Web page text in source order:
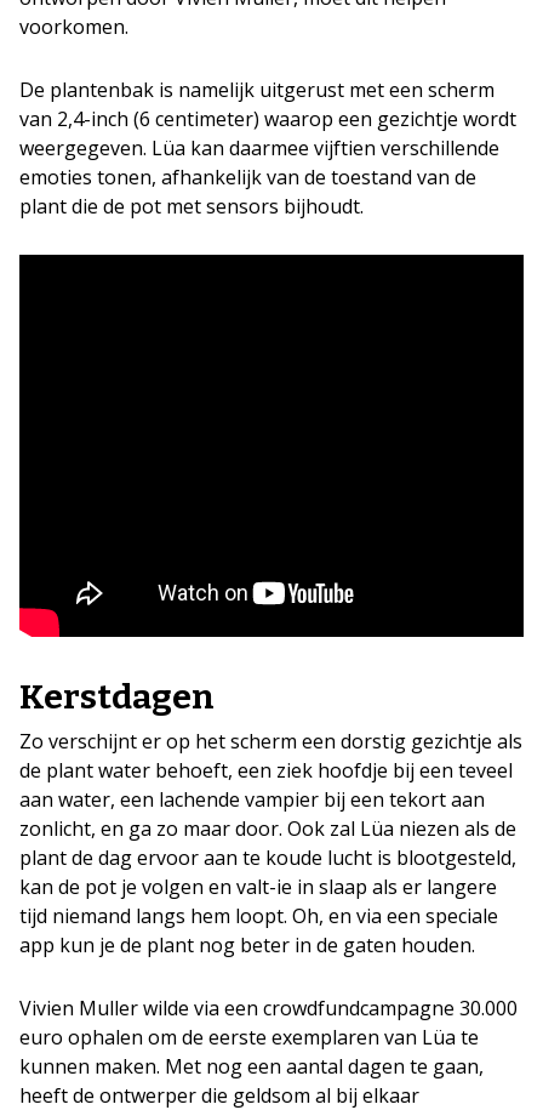
voorkomen.
De plantenbak is namelijk uitgerust met een scherm
van 2,4-inch (6 centimeter) waarop een gezichtje wordt
weergegeven. Lüa kan daarmee vijftien verschillende
emoties tonen, afhankelijk van de toestand van de
plant die de pot met sensors bijhoudt.
Kerstdagen
Zo verschijnt er op het scherm een dorstig gezichtje als
de plant water behoeft, een ziek hoofdje bij een teveel
aan water, een lachende vampier bij een tekort aan
zonlicht, en ga zo maar door. Ook zal Lüa niezen als de
plant de dag ervoor aan te koude lucht is blootgesteld,
kan de pot je volgen en valt-ie in slaap als er langere
tijd niemand langs hem loopt. Oh, en via een speciale
app kun je de plant nog beter in de gaten houden.
Vivien Muller wilde via een crowdfundcampagne 30.000
euro ophalen om de eerste exemplaren van Lüa te
kunnen maken. Met nog een aantal dagen te gaan,
heeft de ontwerper die geldsom al bij elkaar